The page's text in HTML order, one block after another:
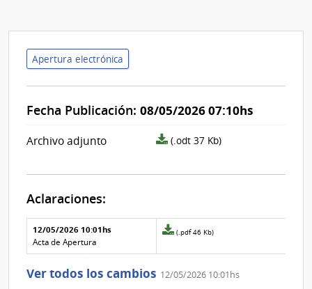
Apertura electrónica
Fecha Publicación: 08/05/2026 07:10hs
Archivo adjunto
archivo
(.odt 37 Kb)
Aclaraciones:
Aclaraciones del llamado
Fecha y
texto de
la
Archivo
de la
12/05/2026 10:01hs
Acta de Apertura
Archivo
de
aclaración
(.pdf 46 Kb)
Ver todos los cambios 12/05/2026 10:01hs